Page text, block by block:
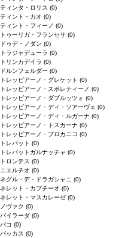
ティンタ・ロリス (0)
ティント・カオ (0)
ティント・フィーノ (0)
トゥーリガ・フランセサ (0)
ドゥデ・ノダン (0)
トラジャデューラ (0)
トリンカデイラ (0)
ドルンフェルダー (0)
トレッビアーノ・グレケット (0)
トレッビアーノ・スポレティーノ (0)
トレッビアーノ・ダブルッツォ (0)
トレッビアーノ・ディ・ソアーヴェ (0)
トレッビアーノ・ディ・ルガーナ (0)
トレッビアーノ・トスカーナ (0)
トレッビアーノ・プロカニコ (0)
トレパット (0)
トレパットガルナッチャ (0)
トロンテス (0)
ニエルチオ (0)
ネグル・デ・ドラガシャニ (0)
ネレット・カプチーオ (0)
ネレット・マスカレーゼ (0)
ノヴァク (0)
バイラーダ (0)
バコ (0)
バッカス (0)